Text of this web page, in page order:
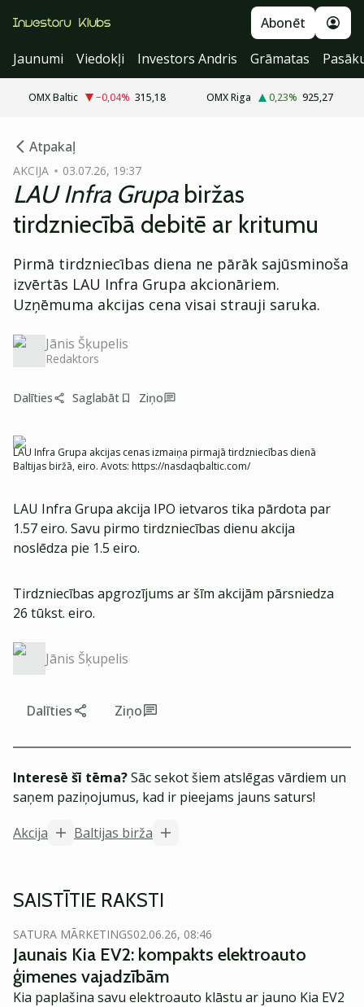
Abonēt
Jaunumi
Viedokļi Investors Andris Grāmatas
OMX Baltic −0,04% 315,18 OMX Riga 0,23% 925,27
Atpakaļ
AKCIJA 03.07.26, 19:37
LAU Infra Grupabiržas
tirdzniecībā debitē ar kritumu
Pirmā tirdzniecības diena ne pārāk sajūsminoša
izvērtās LAU Infra Grupa akcionāriem.
Uzņēmuma akcijas cena visai strauji saruka.
Jānis Šķupelis
Redaktors
Dalīties Saglabāt Ziņo
LAU Infra Grupa akcijas cenas izmaiņa pirmajā tirdzniecības dienā
Baltijas biržā, eiro. Avots: https://nasdaqbaltic.com/
LAU Infra Grupa akcija IPO ietvaros tika pārdota par
1.57 eiro. Savu pirmo tirdzniecības dienu akcija
noslēdza pie 1.5 eiro.
Tirdzniecības apgrozījums ar šīm akcijām pārsniedza
26 tūkst. eiro.
Jānis Šķupelis
Dalīties Ziņo
Interesē šī tēma?Sāc sekot šiem atslēgas vārdiem un
saņem paziņojumus, kad ir pieejams jauns saturs!
Akcija
Baltijas birža
SAISTĪTIE RAKSTI
SATURA MĀRKETINGS02.06.26, 08:46
Jaunais Kia EV2: kompakts elektroauto
ģimenes vajadzībām
Kia paplašina savu elektroauto klāstu ar jauno Kia EV2